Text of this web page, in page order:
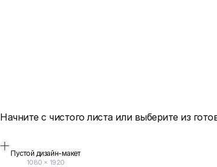
Начните с чистого листа или выберите из
Пустой дизайн-макет
1080 × 1920